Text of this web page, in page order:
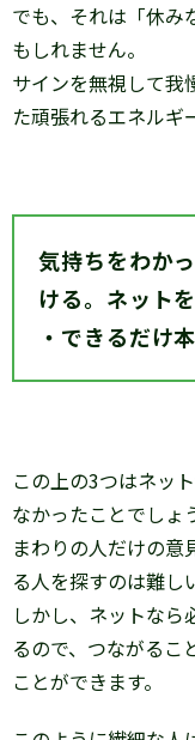
でも、それは「休み
もしれません。
サインを無視して我
た頑張れるエネルギ
気持ちをわか
ける。ネット
・できるだけ
この上の3つはネッ
なかったことでしょ
まわりの人だけの意
る人を探すのは難し
しかし、ネットなら
るので、つながるこ
ことができます。